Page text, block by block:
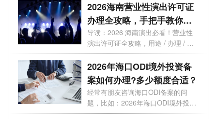
2026海南营业性演出许可证
办理全攻略，手把手教你避
开90%的坑！
导读：2026 海南演出必看！营业性
演出许可证全攻略，用途 / 办理 / 地
点 / 流...
2026年海口ODI境外投资备
案如何办理?多少额度合适？
经常有朋友咨询海口ODI备案的问
题，比如：2026年海口ODI境外投资
备案如何办...